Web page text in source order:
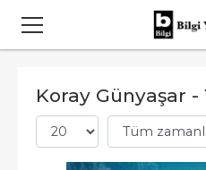
Koray Günyaşar -